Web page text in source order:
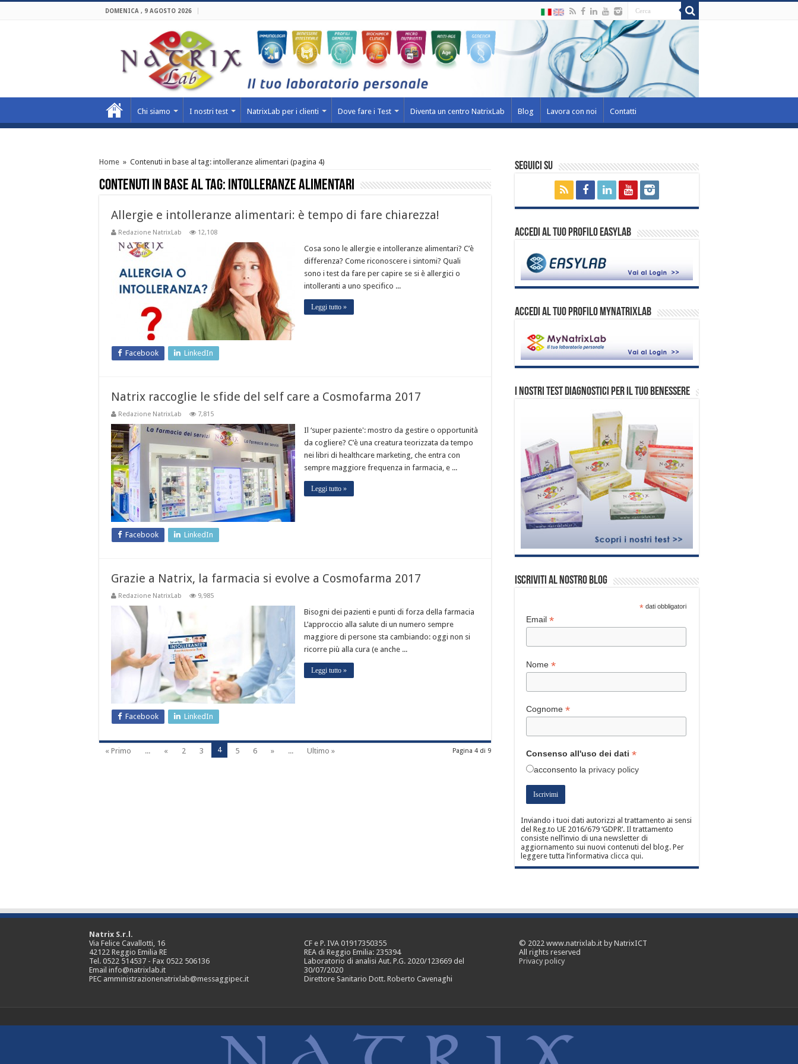
DOMENICA , 9 AGOSTO 2026
Chi siamo I nostri test NatrixLab per i clienti Dove fare i Test Diventa un centro NatrixLab Blog Lavora con noi Contatti
Home » Contenuti in base al tag: intolleranze alimentari (pagina 4)
Contenuti in base al tag: intolleranze alimentari
Allergie e intolleranze alimentari: è tempo di fare chiarezza!
Redazione NatrixLab 12,108
Cosa sono le allergie e intolleranze alimentari? C’è
differenza? Come riconoscere i sintomi? Quali
sono i test da fare per capire se si è allergici o
intolleranti a uno specifico ...
Leggi tutto »
Facebook LinkedIn
Natrix raccoglie le sfide del self care a Cosmofarma 2017
Redazione NatrixLab 7,815
Il ‘super paziente': mostro da gestire o opportunità
da cogliere? C’è una creatura teorizzata da tempo
nei libri di healthcare marketing, che entra con
sempre maggiore frequenza in farmacia, e ...
Leggi tutto »
Facebook LinkedIn
Grazie a Natrix, la farmacia si evolve a Cosmofarma 2017
Redazione NatrixLab 9,985
Bisogni dei pazienti e punti di forza della farmacia
L’approccio alla salute di un numero sempre
maggiore di persone sta cambiando: oggi non si
ricorre più alla cura (e anche ...
Leggi tutto »
Facebook LinkedIn
Pagina 4 di 9
« Primo ... « 2 3 4 5 6 » ... Ultimo »
Seguici su
Accedi al tuo profilo EasyLab
ACCEDI AL TUO PROFILO MYNATRIXLAB
I nostri test diagnostici per il tuo benessere
Iscriviti al nostro blog
*dati obbligatori
Email *
Nome *
Cognome *
Consenso all'uso dei dati *
acconsentola privacy policy
Inviando i tuoi dati autorizzi al trattamento ai sensi
del Reg.to UE 2016/679 ‘GDPR’. Il trattamento
consiste nell’invio di una newsletter di
aggiornamento sui nuovi contenuti del blog. Per
leggere tutta l’informativa clicca qui.
Natrix S.r.l.
Via Felice Cavallotti, 16
42122 Reggio Emilia RE
Tel. 0522 514537 - Fax 0522 506136
Email info@natrixlab.it
PEC amministrazionenatrixlab@messaggipec.it
CF e P. IVA 01917350355
REA di Reggio Emilia: 235394
Laboratorio di analisi Aut. P.G. 2020/123669 del
30/07/2020
Direttore Sanitario Dott. Roberto Cavenaghi
© 2022 www.natrixlab.it by NatrixICT
All rights reserved
Privacy policy